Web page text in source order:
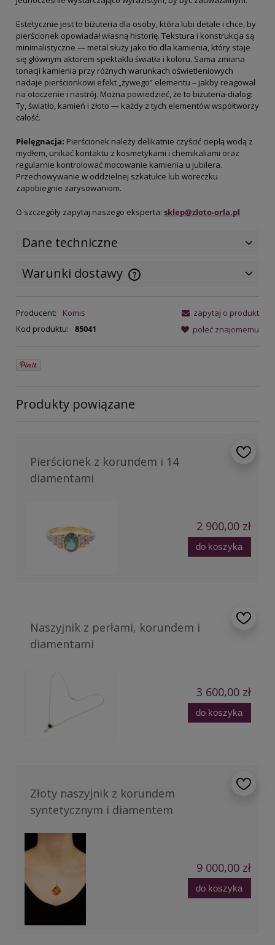
Estetycznie jest to biżuteria dla osoby, która lubi detale i chce, by
pierścionek opowiadał własną historię. Tekstura i konstrukcja są
minimalistyczne — metal służy jako tło dla kamienia, który staje
się głównym aktorem spektaklu światła i koloru. Sama zmiana
tonacji kamienia przy różnych warunkach oświetleniowych
nadaje pierścionkowi efekt „żywego” elementu – jakby reagował
na otoczenie i nastrój. Można powiedzieć, że to biżuteria-dialog:
Ty, światło, kamień i złoto — każdy z tych elementów współtworzy
całość.
Pielęgnacja: Pierścionek należy delikatnie czyścić ciepłą wodą z
mydłem, unikać kontaktu z kosmetykami i chemikaliami oraz
regularnie kontrolować mocowanie kamienia u jubilera.
Przechowywanie w oddzielnej szkatułce lub woreczku
zapobiegnie zarysowaniom.
O szczegóły zapytaj naszego eksperta: sklep@zloto-orla.pl
Dane techniczne
Warunki dostawy
Producent:
Komis
Kod produktu:
85041
zapytaj o produkt
poleć znajomemu
Produkty powiązane
Pierścionek z korundem i 14
diamentami
2 900,00 zł
do koszyka
Naszyjnik z perłami, korundem i
diamentami
3 600,00 zł
do koszyka
Złoty naszyjnik z korundem
syntetycznym i diamentem
9 000,00 zł
do koszyka